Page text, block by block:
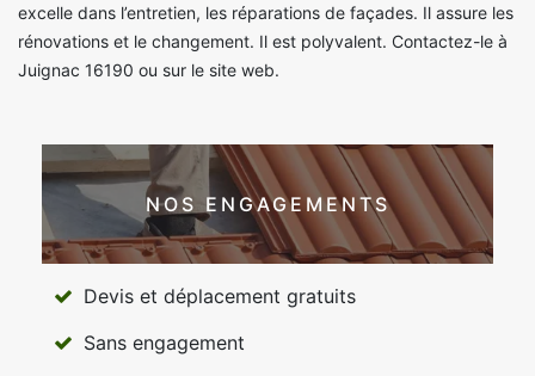
excelle dans l’entretien, les réparations de façades. Il assure les
rénovations et le changement. Il est polyvalent. Contactez-le à
Juignac 16190 ou sur le site web.
NOS ENGAGEMENTS
Devis et déplacement gratuits
Sans engagement